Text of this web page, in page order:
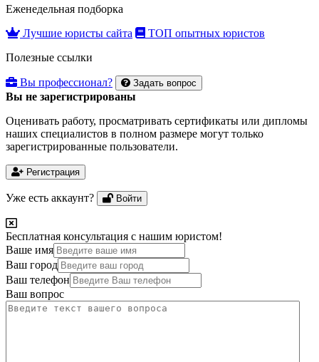
Еженедельная подборка
Лучшие юристы сайта
ТОП опытных юристов
Полезные ссылки
Вы профессионал? Задать вопрос
Вы не зарегистрированы
Оценивать работу, просматривать сертификаты или дипломы
наших специалистов в полном размере могут только
зарегистрированные пользователи.
Регистрация
Уже есть аккаунт? Войти
Бесплатная консультация с нашим юристом!
Ваше имя
Ваш город
Ваш телефон
Ваш вопрос